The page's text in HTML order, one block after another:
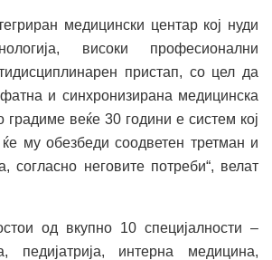
медицински центар кој нуди
високи професионални
пристап, со цел да
и синхронизирана медицинска
веќе 30 години е систем кој
ќе му обезбеди соодветен третман и
согласно неговите потреби“, велат
од вкупно 10 специјалности –
педијатрија, интерна медицина,